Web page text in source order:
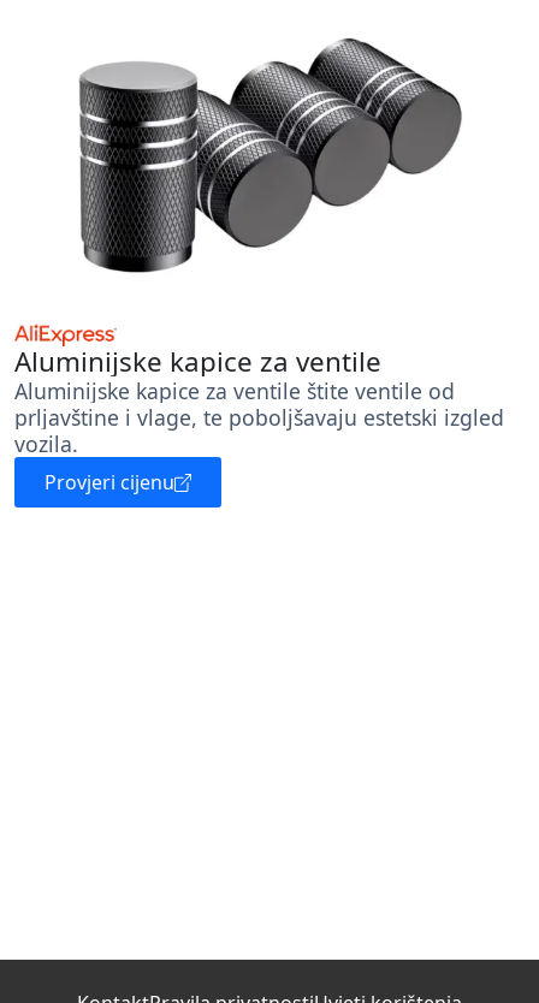
Aluminijske kapice za ventile
Aluminijske kapice za ventile štite ventile od
prljavštine i vlage, te poboljšavaju estetski izgled
vozila.
Provjeri cijenu